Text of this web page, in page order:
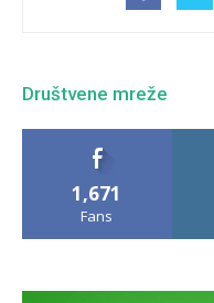
Društvene mreže
1,671
Fans